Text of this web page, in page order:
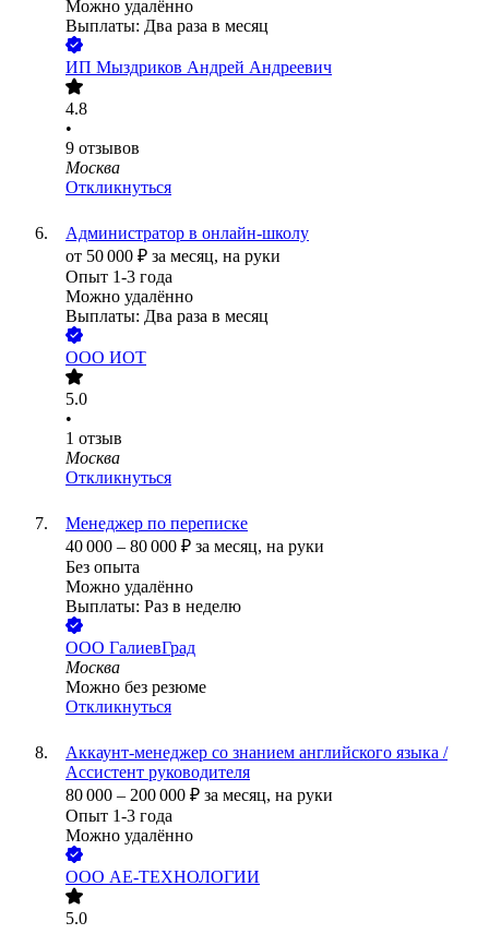
Можно удалённо
Выплаты: Два раза в месяц
ИП Мыздриков Андрей Андреевич
4.8
•
9 отзывов
Москва
Откликнуться
Администратор в онлайн-школу
от 50 000 ₽ за месяц, на руки
Опыт 1-3 года
Можно удалённо
Выплаты: Два раза в месяц
ООО ИОТ
5.0
•
1 отзыв
Москва
Откликнуться
Менеджер по переписке
40 000 – 80 000 ₽ за месяц, на руки
Без опыта
Можно удалённо
Выплаты: Раз в неделю
ООО ГалиевГрад
Москва
Можно без резюме
Откликнуться
Аккаунт-менеджер со знанием английского языка /
Ассистент руководителя
80 000 – 200 000 ₽ за месяц, на руки
Опыт 1-3 года
Можно удалённо
ООО АЕ-ТЕХНОЛОГИИ
5.0